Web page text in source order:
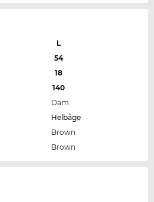
L
54
18
140
Dam
Helbåge
Brown
Brown